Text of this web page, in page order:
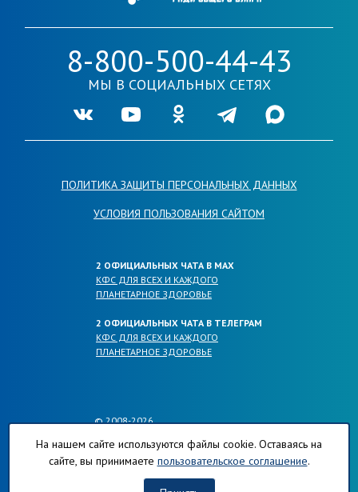
8-800-500-44-43
МЫ В СОЦИАЛЬНЫХ СЕТЯХ
Ссылка на нашу группу во VKontakte
Ссылка на наш канал в Youtube
Ссылка на нашу группу в
Ссылка на наш канал в
Ссылка на наш
ПОЛИТИКА ЗАЩИТЫ ПЕРСОНАЛЬНЫХ ДАННЫХ
УСЛОВИЯ ПОЛЬЗОВАНИЯ САЙТОМ
2 ОФИЦИАЛЬНЫХ ЧАТА В МАХ
КФС ДЛЯ ВСЕХ И КАЖДОГО
ПЛАНЕТАРНОЕ ЗДОРОВЬЕ
2 ОФИЦИАЛЬНЫХ ЧАТА В ТЕЛЕГРАМ
КФС ДЛЯ ВСЕХ И КАЖДОГО
ПЛАНЕТАРНОЕ ЗДОРОВЬЕ
© 2008-2026
ПЛАНЕТА-РЕГИОНОВ.РФ
КФС-ПЛАНЕТА-РЕГИОНОВ.РФ
ХЛОРОФИЛЛ-ПЛАНЕТА-РЕГИОНОВ.РФ
На нашем сайте используются файлы cookie. Оставаясь на
сайте, вы принимаете пользовательское соглашение.